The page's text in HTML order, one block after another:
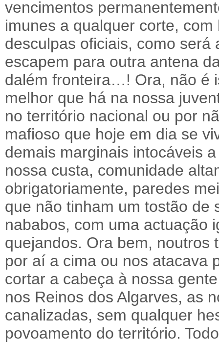
vencimentos
imunes a qualquer corte,
desculpas oficiais, como
escapem para outra antena
dalém fronteira…! Ora, não é
melhor que há na nossa
no território nacional ou por
mafioso que hoje em dia se
demais marginais intocáveis
nossa custa, comunidade
obrigatoriamente, paredes
que não tinham um tostão de
nababos, com uma actuação
quejandos. Ora bem, noutros
por aí a cima ou nos atacava
cortar a cabeça à nossa
nos Reinos dos Algarves, as
canalizadas, sem qualquer
povoamento do território.